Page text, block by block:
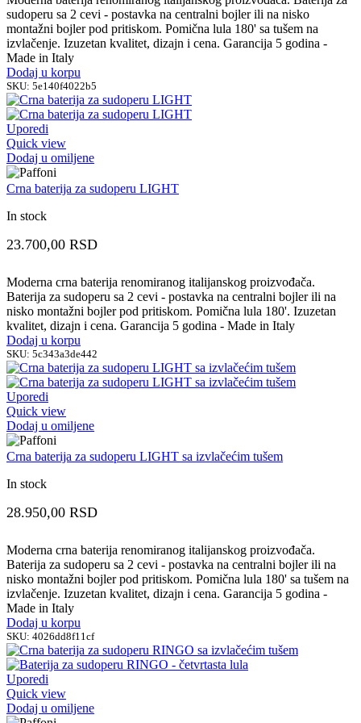
sudoperu sa 2 cevi - postavka na centralni bojler ili na nisko
montažni bojler pod pritiskom. Pomična lula 180' sa tušem na
izvlačenje. Izuzetan kvalitet, dizajn i cena. Garancija 5 godina -
Made in Italy
Dodaj u korpu
SKU: 5e140f4022b5
Uporedi
Quick view
Dodaj u omiljene
Crna baterija za sudoperu LIGHT
In stock
23.700,00 RSD
Moderna crna baterija renomiranog italijanskog proizvođača.
Baterija za sudoperu sa 2 cevi - postavka na centralni bojler ili na
nisko montažni bojler pod pritiskom. Pomična lula 180'. Izuzetan
kvalitet, dizajn i cena. Garancija 5 godina - Made in Italy
Dodaj u korpu
SKU: 5c343a3de442
Uporedi
Quick view
Dodaj u omiljene
Crna baterija za sudoperu LIGHT sa izvlačećim tušem
In stock
28.950,00 RSD
Moderna crna baterija renomiranog italijanskog proizvođača.
Baterija za sudoperu sa 2 cevi - postavka na centralni bojler ili na
nisko montažni bojler pod pritiskom. Pomična lula 180' sa tušem na
izvlačenje. Izuzetan kvalitet, dizajn i cena. Garancija 5 godina -
Made in Italy
Dodaj u korpu
SKU: 4026dd8f11cf
Uporedi
Quick view
Dodaj u omiljene